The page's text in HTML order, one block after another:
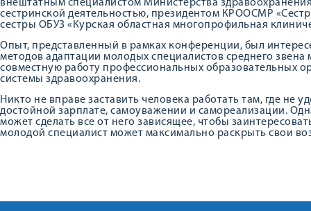
внештатным специалистом Министерства
сестринской деятельностью, президентом КРООСМР
сестры ОБУЗ «Курская областная многопрофильная
Опыт, представленный в рамках конференции, был
методов адаптации молодых специалистов среднего
совместную работу профессиональных образовательных
системы здравоохранения.
Никто не вправе заставить человека работать там, где не
достойной зарплате, самоуважении и самореализации.
может сделать все от него зависящее, чтобы
молодой специалист может максимально раскрыть свои